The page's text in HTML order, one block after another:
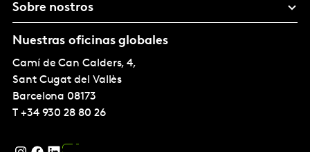
Sobre nostros
Nuestras oficinas globales
Camí de Can Calders, 4,
Sant Cugat del Vallès
Barcelona 08173
T +34 930 28 80 26